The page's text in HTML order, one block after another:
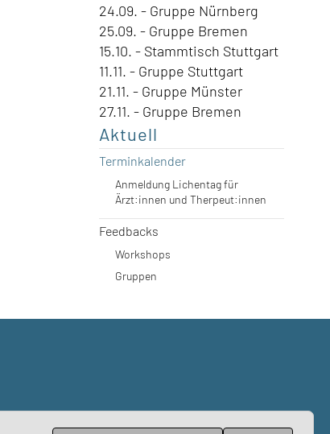
24.09. - Gruppe Nürnberg
25.09. - Gruppe Bremen
15.10. - Stammtisch Stuttgart
11.11. - Gruppe Stuttgart
21.11. - Gruppe Münster
27.11. - Gruppe Bremen
Aktuell
Terminkalender
Anmeldung Lichentag für
Ärzt:innen und Therpeut:innen
Feedbacks
Workshops
Gruppen